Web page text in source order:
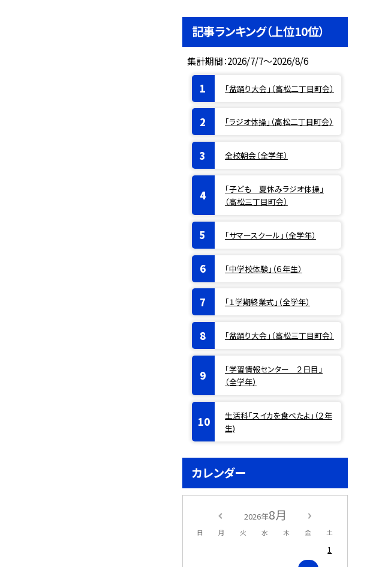
記事ランキング（上位10位）
集計期間：2026/7/7～2026/8/6
「盆踊り大会」（高松二丁目町会）
「ラジオ体操」（高松二丁目町会）
全校朝会（全学年）
「子ども 夏休みラジオ体操」
（高松三丁目町会）
「サマースクール」（全学年）
「中学校体験」（６年生）
「１学期終業式」（全学年）
「盆踊り大会」（高松三丁目町会）
「学習情報センター ２日目」
（全学年）
生活科「スイカを食べたよ」（２年
生)
カレンダー
2026年8月
日 月 火 水 木 金 土
1